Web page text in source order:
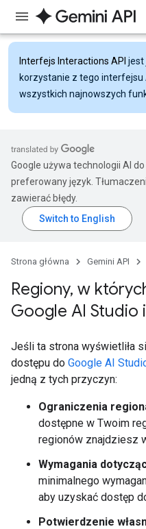
Interfejs Interactions API jest
korzystanie z tego interfejsu
wszystkich najnowszych
Google używa technologii AI
preferowany język.
zawierać błędy.
Strona główna Gemini API
Regiony, w
Google AI Studio
Jeśli ta strona wyświetliła
dostępu do Google AI
jedną z tych przyczyn:
Ograniczenia
dostępne w Twoim
regionów znajdziesz
Wymagania
minimalnego
aby uzyskać dostęp
Potwierdzenie